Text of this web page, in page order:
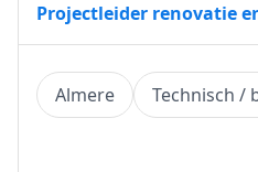
Projectleider renovatie
Almere Technisch /